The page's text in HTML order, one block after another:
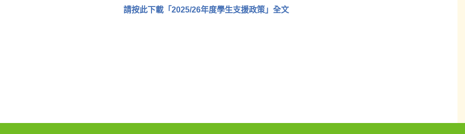
請按此下載「2025/26年度學生支援政策」全文